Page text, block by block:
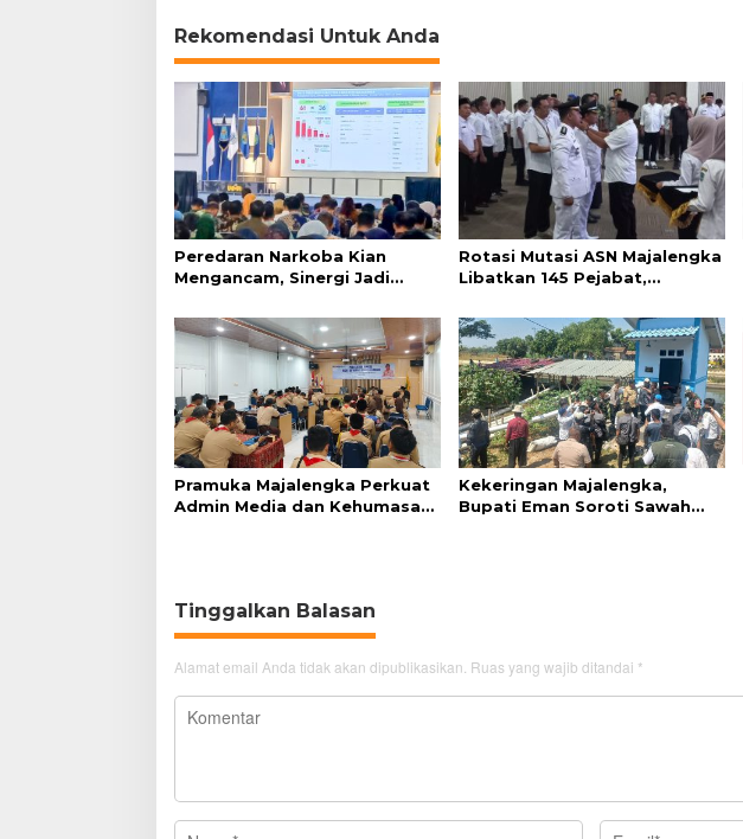
Rekomendasi Untuk Anda
Peredaran Narkoba Kian
Mengancam, Sinergi Jadi
Rotasi Mutasi ASN Majalengka
Libatkan 145 Pejabat,
Pramuka Majalengka Perkuat
Admin Media dan Kehumasan
Kekeringan Majalengka,
Bupati Eman Soroti Sawah
Tinggalkan Balasan
Alamat email Anda tidak akan dipublikasikan. Ruas yang wajib ditandai *